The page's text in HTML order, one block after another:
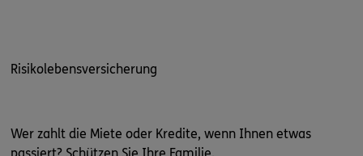
Risikolebensversicherung
Wer zahlt die Miete oder Kredite, wenn Ihnen etwas
passiert? Schützen Sie Ihre Familie.